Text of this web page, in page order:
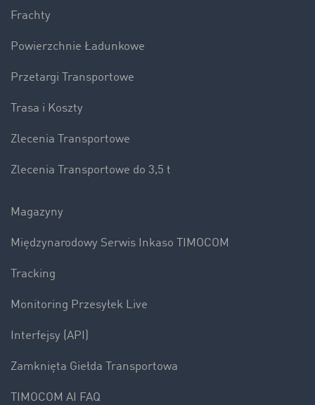
Frachty
Powierzchnie Ładunkowe
Przetargi Transportowe
Trasa i Koszty
Zlecenia Transportowe
Zlecenia Transportowe do 3,5 t
Magazyny
Międzynarodowy Serwis Inkaso TIMOCOM
Tracking
Monitoring Przesyłek Live
Interfejsy (API)
Zamknięta Giełda Transportowa
TIMOCOM AI FAQ